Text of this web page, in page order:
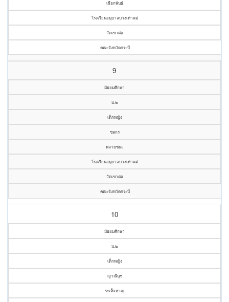
เผือกพันธ์
โรงเรียนอนุบาลบางเท่าแม่
วัดเขาต่อ
คณะจังหวัดกระบี่
9
มัธยมศึกษา
ม.๒
เด็กหญิง
ชลกร
พลายชนะ
โรงเรียนอนุบาลบางเท่าแม่
วัดเขาต่อ
คณะจังหวัดกระบี่
10
มัธยมศึกษา
ม.๒
เด็กหญิง
ญาณีนุช
ระเห็จหาญ